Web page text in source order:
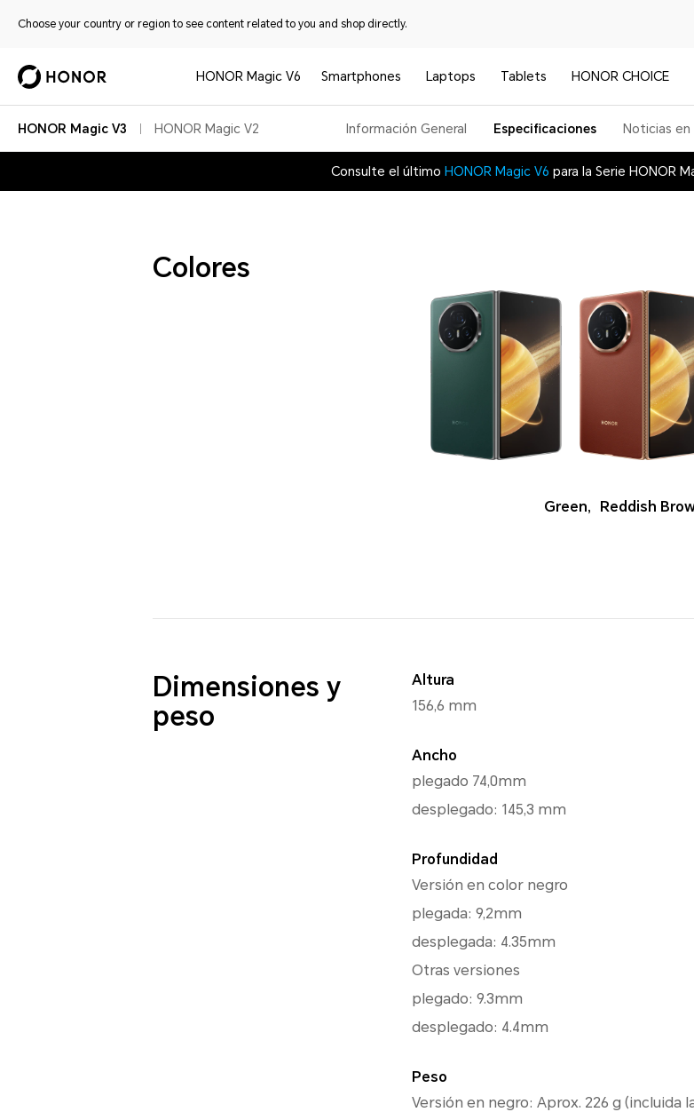
Choose your country or region to see content related to you and shop directly.
HONOR Magic V6 Smartphones Laptops Tablets HONOR CHOICE
HONOR Magic V3 HONOR Magic V2 Información General Especificaciones Noticias en
Consulte el último HONOR Magic V6 para la Serie HONOR
Colores
Green, Reddish
Dimensiones y
peso
Altura
156,6 mm
Ancho
plegado 74,0mm
desplegado: 145,3 mm
Profundidad
Versión en color negro
plegada: 9,2mm
desplegada: 4.35mm
Otras versiones
plegado: 9.3mm
desplegado: 4.4mm
Peso
Versión en negro: Aprox. 226 g (incluida